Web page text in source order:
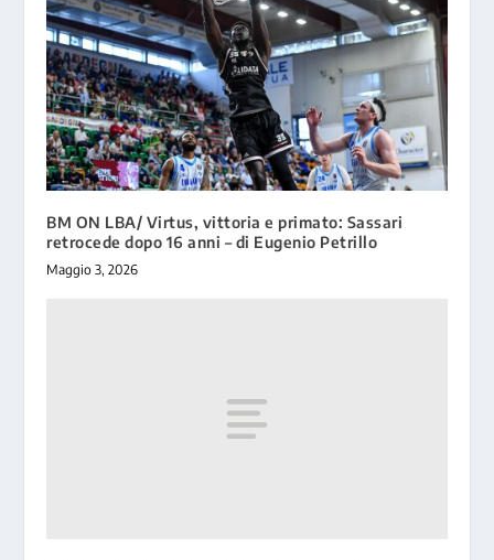
BM ON LBA/ Virtus, vittoria e primato: Sassari
retrocede dopo 16 anni – di Eugenio Petrillo
Maggio 3, 2026